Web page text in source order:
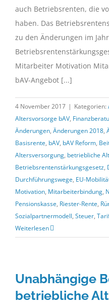
auch Betriebsrenten, die
haben. Das
zu den Änderungen im
Mitarbeiter Motivation
bAV-Angebot [...]
4 November 2017 | Kategorien:
Altersvorsorge bAV,
Änderungen, Änderungen 2018,
Basisrente, bAV, bAV Reform,
Altersversorgung, betriebliche
Betriebsrentenstärkungsgesetz,
Durchführungswege, EU-
Motivation, Mitarbeiterbindung,
Pensionskasse, Riester-Rente,
Sozialpartnermodell, Steuer,
Weiterlesen
Unabhängige
betriebliche